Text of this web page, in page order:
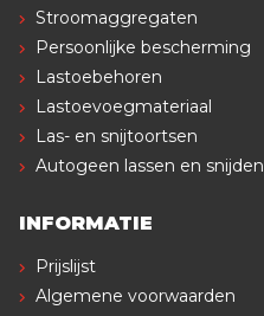
Stroomaggregaten
Persoonlijke bescherming
Lastoebehoren
Lastoevoegmateriaal
Las- en snijtoortsen
Autogeen lassen en snijden
INFORMATIE
Prijslijst
Algemene voorwaarden